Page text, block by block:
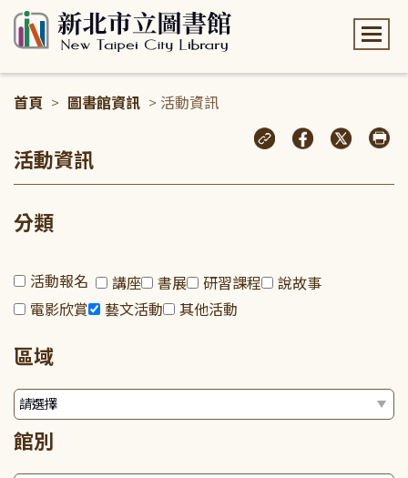
首頁 > 圖書館資訊 > 活動資訊
活動資訊
分類
活動報名 講座 書展 研習課程
說故事
電影欣賞
藝文活動 其他活動
區域
館別